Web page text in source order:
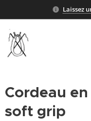
Laissez
Cordeau
soft grip